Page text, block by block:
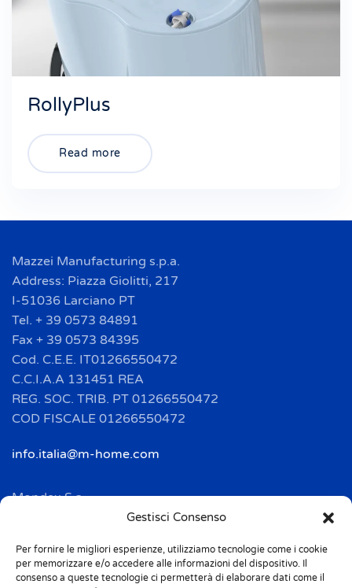
Gestisci Consenso
Per fornire le migliori esperienze, utilizziamo tecnologie come i cookie
per memorizzare e/o accedere alle informazioni del dispositivo. Il
consenso a queste tecnologie ci permetterà di elaborare dati come il
RollyPlus
Read more
Mazzei Manufacturing s.p.a.
Address: Piazza Giolitti, 217
I-51036 Larciano PT
Tel. + 39 0573 84891
Fax + 39 0573 84395
Cod. C.E.E. IT01266550472
C.C.I.A.A 131451 REA
REG. SOC. TRIB. PT 01266550472
COD FISCALE 01266550472
info.italia@m-home.com
Mondex S.a.
Address: 2 Rue Ampère - BP 120
Tél. + 33(0)3 88 69 20 40
Fax + 33(0)3 88 69 20 41